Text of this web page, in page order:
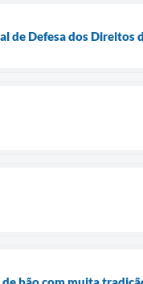
de Defesa dos Direitos